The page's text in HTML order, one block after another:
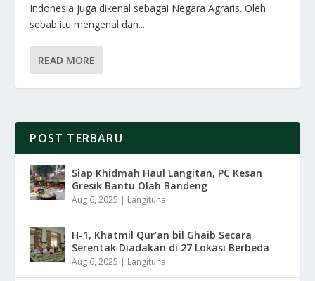
Indonesia juga dikenal sebagai Negara Agraris. Oleh
sebab itu mengenal dan...
READ MORE
POST TERBARU
Siap Khidmah Haul Langitan, PC Kesan
Gresik Bantu Olah Bandeng
Aug 6, 2025 | Langituna
H-1, Khatmil Qur’an bil Ghaib Secara
Serentak Diadakan di 27 Lokasi Berbeda
Aug 6, 2025 | Langituna